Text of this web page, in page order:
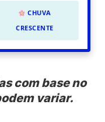
CHUVA
CRESCENTE
com base no
variar.